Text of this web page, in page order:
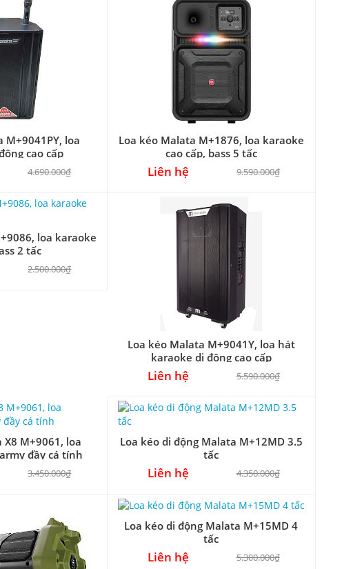
M+9041PY, loa
cao cấp
4.690.000₫
Loa kéo Malata M+1876, loa karaoke
cao cấp, bass 5 tấc
Liên hệ 9.590.000₫
loa karaoke
2 tấc
2.500.000₫
Loa kéo Malata M+9041Y, loa hát
karaoke di động cao cấp
Liên hệ 5.590.000₫
M+9061, loa
đầy cá tính
3.450.000₫
Loa kéo di động Malata M+12MD 3.5
tấc
Liên hệ 4.350.000₫
Loa kéo di động Malata M+15MD 4
tấc
Liên hệ 5.300.000₫